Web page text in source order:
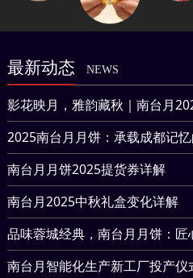
最新动态 NEWS
南台月月饼2025提货券详解
南台月2025中秋礼盒变化详解
南台月智能化生产新工厂投产仪